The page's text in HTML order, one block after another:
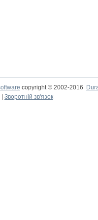
copyright © 2002-2016
Зворотній зв'язок